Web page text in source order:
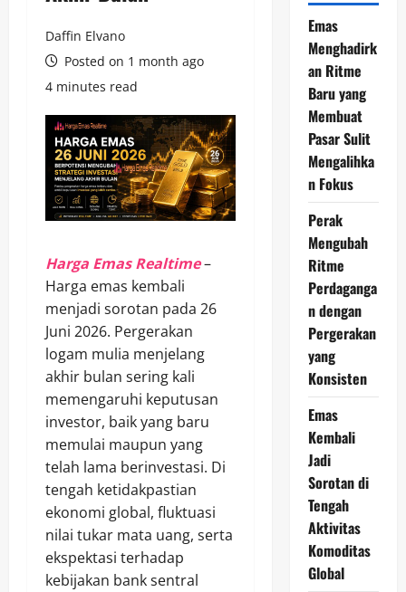
Daffin Elvano
Posted on 1 month ago
4 minutes read
Harga Emas Realtime–
Harga emas kembali
menjadi sorotan pada 26
Juni 2026. Pergerakan
logam mulia menjelang
akhir bulan sering kali
memengaruhi keputusan
investor, baik yang baru
memulai maupun yang
telah lama berinvestasi. Di
tengah ketidakpastian
ekonomi global, fluktuasi
nilai tukar mata uang, serta
ekspektasi terhadap
kebijakan bank sentral
Emas
Menghadirk
an Ritme
Baru yang
Membuat
Pasar Sulit
Mengalihka
n Fokus
Perak
Mengubah
Ritme
Perdaganga
n dengan
Pergerakan
yang
Konsisten
Emas
Kembali
Jadi
Sorotan di
Tengah
Aktivitas
Komoditas
Global